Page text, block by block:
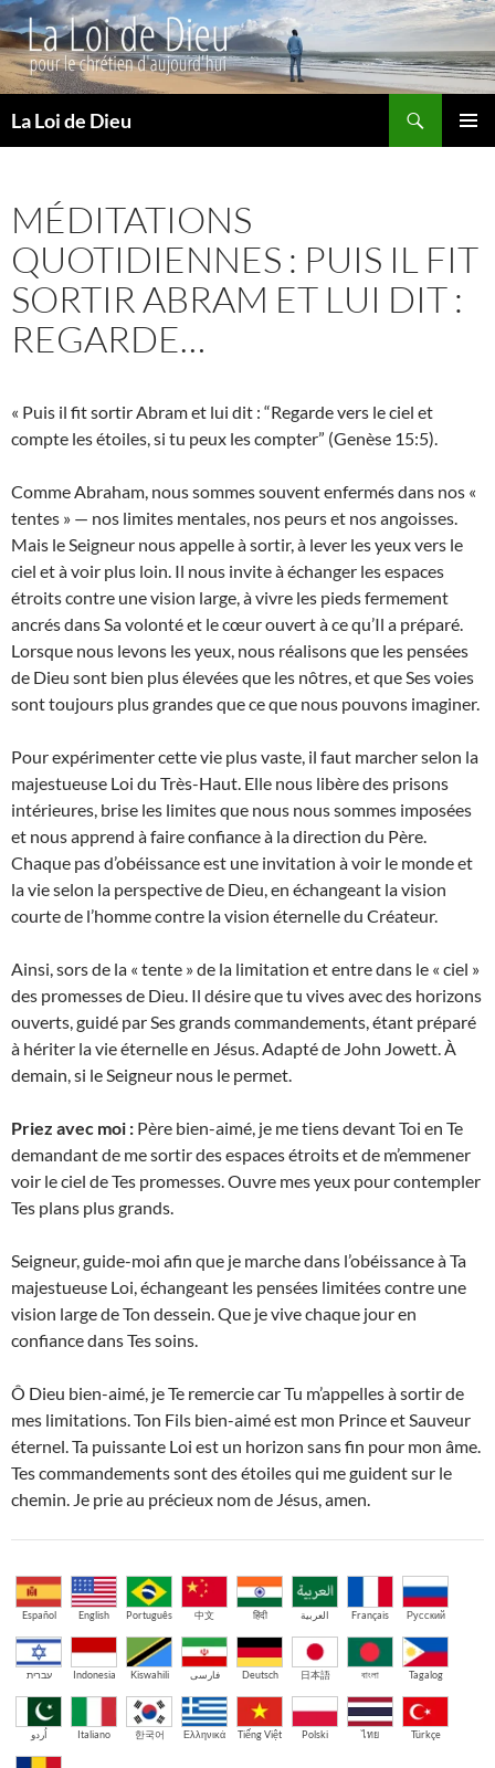
La Loi de Dieu
MÉDITATIONS
QUOTIDIENNES : PUIS IL FIT
SORTIR ABRAM ET LUI DIT :
REGARDE…
« Puis il fit sortir Abram et lui dit : “Regarde vers le ciel et
compte les étoiles, si tu peux les compter” (Genèse 15:5).
Comme Abraham, nous sommes souvent enfermés dans nos «
tentes » — nos limites mentales, nos peurs et nos angoisses.
Mais le Seigneur nous appelle à sortir, à lever les yeux vers le
ciel et à voir plus loin. Il nous invite à échanger les espaces
étroits contre une vision large, à vivre les pieds fermement
ancrés dans Sa volonté et le cœur ouvert à ce qu’Il a préparé.
Lorsque nous levons les yeux, nous réalisons que les pensées
de Dieu sont bien plus élevées que les nôtres, et que Ses voies
sont toujours plus grandes que ce que nous pouvons imaginer.
Pour expérimenter cette vie plus vaste, il faut marcher selon la
majestueuse Loi du Très-Haut. Elle nous libère des prisons
intérieures, brise les limites que nous nous sommes imposées
et nous apprend à faire confiance à la direction du Père.
Chaque pas d’obéissance est une invitation à voir le monde et
la vie selon la perspective de Dieu, en échangeant la vision
courte de l’homme contre la vision éternelle du Créateur.
Ainsi, sors de la « tente » de la limitation et entre dans le « ciel »
des promesses de Dieu. Il désire que tu vives avec des horizons
ouverts, guidé par Ses grands commandements, étant préparé
à hériter la vie éternelle en Jésus. Adapté de John Jowett. À
demain, si le Seigneur nous le permet.
Priez avec moi : Père bien-aimé, je me tiens devant Toi en Te
demandant de me sortir des espaces étroits et de m’emmener
voir le ciel de Tes promesses. Ouvre mes yeux pour contempler
Tes plans plus grands.
Seigneur, guide-moi afin que je marche dans l’obéissance à Ta
majestueuse Loi, échangeant les pensées limitées contre une
vision large de Ton dessein. Que je vive chaque jour en
confiance dans Tes soins.
Ô Dieu bien-aimé, je Te remercie car Tu m’appelles à sortir de
mes limitations. Ton Fils bien-aimé est mon Prince et Sauveur
éternel. Ta puissante Loi est un horizon sans fin pour mon âme.
Tes commandements sont des étoiles qui me guident sur le
chemin. Je prie au précieux nom de Jésus, amen.
Español English Português 中文 हिंदी العربية Français Русский
עברית Indonesia Kiswahili فارسی Deutsch 日本語 বাংলা Tagalog
اُردو Italiano 한국어 Ελληνικά Tiếng Việt Polski ไทย Türkçe